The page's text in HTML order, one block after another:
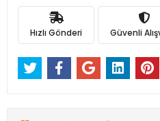
Hızlı Gönderi Güvenli